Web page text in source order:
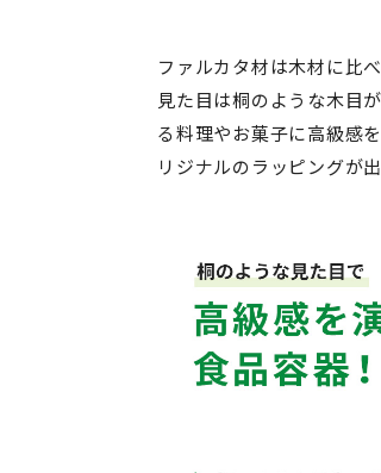
ファルカタ材は木材に比
見た目は桐のような木目
る料理やお菓子に高級感
リジナルのラッピングが出